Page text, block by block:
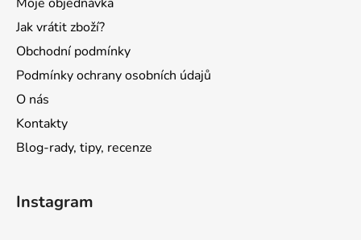
Jak vrátit zboží?
Obchodní podmínky
Podmínky ochrany osobních údajů
O nás
Kontakty
Blog-rady, tipy, recenze
Instagram